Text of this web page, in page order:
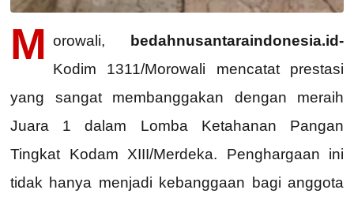
M orowali, bedahnusantaraindonesia.id-
Kodim 1311/Morowali mencatat prestasi
yang sangat membanggakan dengan meraih
Juara 1 dalam Lomba Ketahanan Pangan
Tingkat Kodam XIII/Merdeka. Penghargaan ini
tidak hanya menjadi kebanggaan bagi anggota